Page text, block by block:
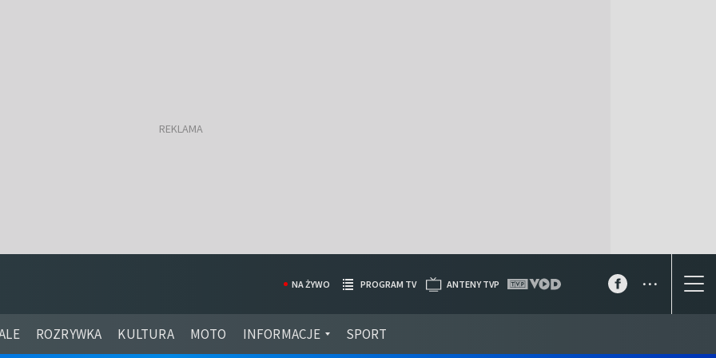
ROZRYWKA KULTURA MOTO INFORMACJE SPORT
NA ŻYWO PROGRAM TV ANTENY TVP ...